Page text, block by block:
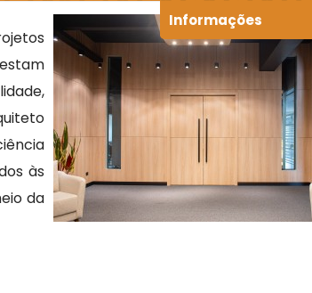
às
da
Informações